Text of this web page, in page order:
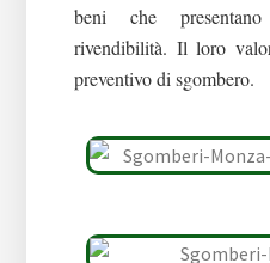
beni che
rivendibilità. Il loro
preventivo di sgombero.